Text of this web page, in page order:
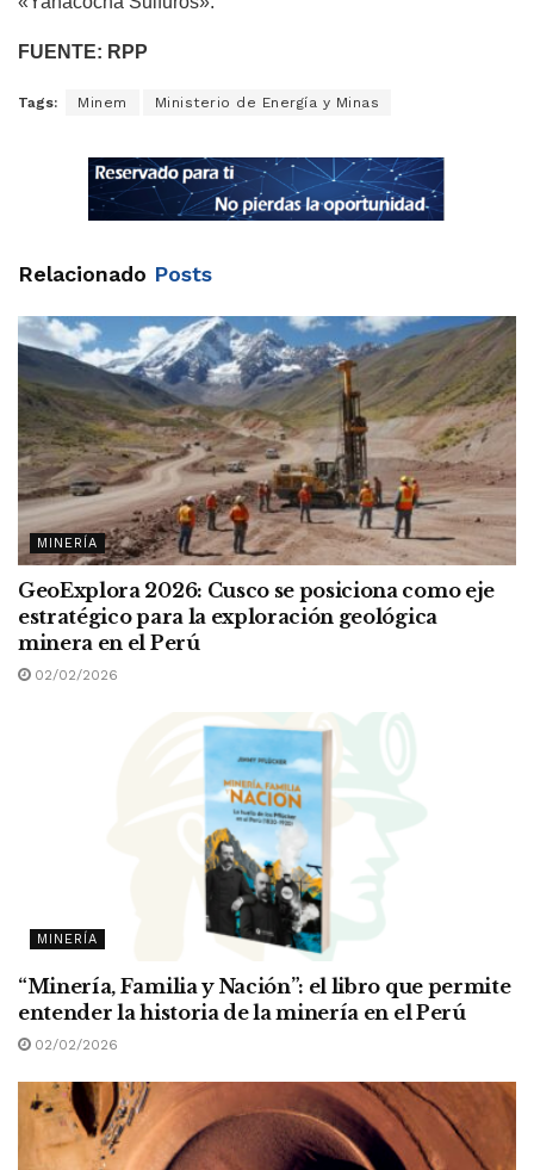
FUENTE: RPP
Tags: Minem Ministerio de Energía y Minas
Relacionado Posts
MINERÍA
GeoExplora 2026: Cusco se posiciona como eje
estratégico para la exploración geológica
minera en el Perú
02/02/2026
MINERÍA
“Minería, Familia y Nación”: el libro que permite
entender la historia de la minería en el Perú
02/02/2026